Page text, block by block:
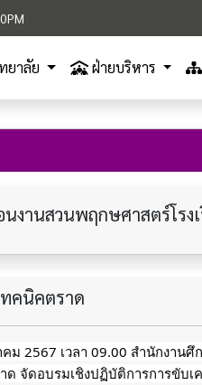
ยาลัย ฝ่ายบริหาร
งานสวนพฤกษศาสตร์โรง
คนิคตราด
ม 2567 เวลา 09.00 สำนักงานศึ
ด จัดอบรมเชิงปฏิบัติการการขับ